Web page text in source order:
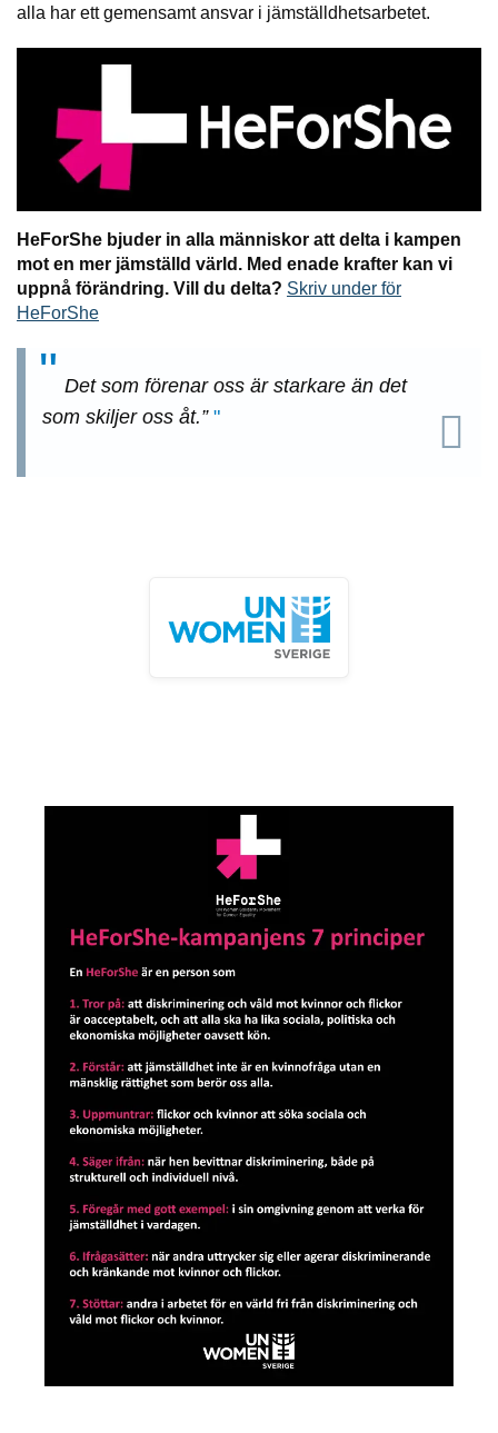
alla har ett gemensamt ansvar i jämställdhetsarbetet.
HeForShe bjuder in alla människor att delta i kampen
mot en mer jämställd värld. Med enade krafter kan vi
uppnå förändring. Vill du delta? Skriv under för
HeForShe
Det som förenar oss är starkare än det
som skiljer oss åt.”